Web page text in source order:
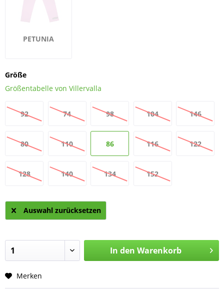
PETUNIA
Größe
Größentabelle von Villervalla
92 74 98 104 146
80 110 86 116 122
128 140 134 152
Auswahl zurücksetzen
In den Warenkorb
Merken